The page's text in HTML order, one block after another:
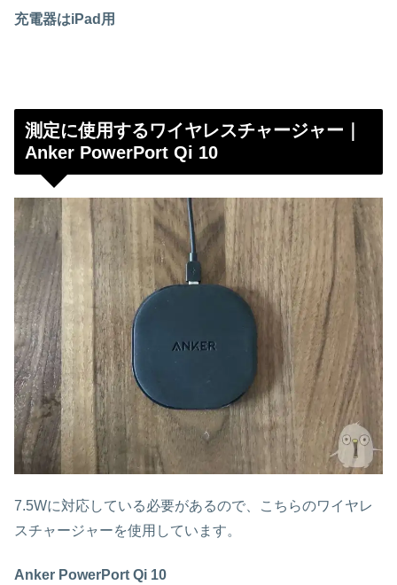
充電器はiPad用
測定に使用するワイヤレスチャージャー｜
Anker PowerPort Qi 10
7.5Wに対応している必要があるので、こちらのワイヤレ
スチャージャーを使用しています。
Anker PowerPort Qi 10